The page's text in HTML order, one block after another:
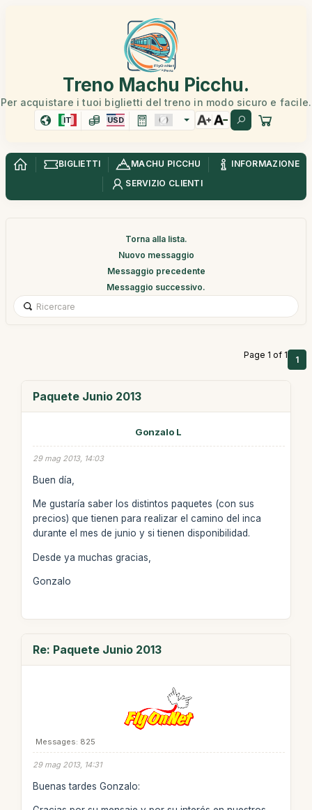
Treno Machu Picchu.
Per acquistare i tuoi biglietti del treno in modo sicuro e facile.
IT USD
BIGLIETTI MACHU PICCHU
INFORMAZIONE
SERVIZIO CLIENTI
Torna alla lista.
Nuovo messaggio
Messaggio precedente
Messaggio successivo.
Page 1 of 1 1
Paquete Junio 2013
Gonzalo L
29 mag 2013, 14:03
Buen día,
Me gustaría saber los distintos paquetes (con sus
precios) que tienen para realizar el camino del inca
durante el mes de junio y si tienen disponibilidad.
Desde ya muchas gracias,
Gonzalo
Re: Paquete Junio 2013
Messages: 825
29 mag 2013, 14:31
Buenas tardes Gonzalo: